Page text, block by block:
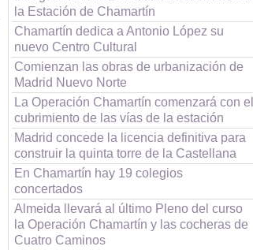
la Estación de Chamartín
Chamartín dedica a Antonio López su
nuevo Centro Cultural
Comienzan las obras de urbanización de
Madrid Nuevo Norte
La Operación Chamartín comenzará con el
cubrimiento de las vías de la estación
Madrid concede la licencia definitiva para
construir la quinta torre de la Castellana
En Chamartín hay 19 colegios
concertados
Almeida llevará al último Pleno del curso
la Operación Chamartín y las cocheras de
Cuatro Caminos